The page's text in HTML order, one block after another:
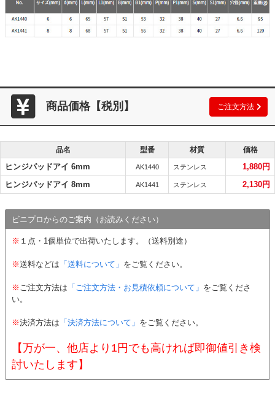
商品価格【税別】 ご注文方法
品名 型番 材質 価格
ヒンジパッドアイ 6mm AK1440 ステンレス
1,880円
ヒンジパッドアイ 8mm
AK1441 ステンレス 2,130円
ビニプロからのご案内（お読みください）
※ １点・1個単位で出荷いたします。（送料別途）
※送料などは 「送料について」 をご覧ください。
※ ご注文方法は 「ご注文方法・お見積依頼について」 をご覧くださ
い。
※決済方法は 「決済方法について」 をご覧ください。
【万が一、他店より1円でも高ければ即御値引き検
討いたします】